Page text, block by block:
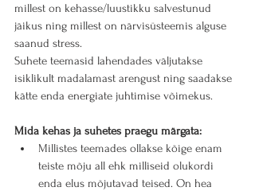
millest on kehasse/luustikku salvestunud
jäikus ning millest on närvisüsteemis alguse
saanud stress.
Suhete teemasid lahendades väljutakse
isiklikult madalamast arengust ning saadakse
kätte enda energiate juhtimise võimekus.
Mida kehas ja suhetes praegu märgata:
Millistes teemades ollakse kõige enam
teiste mõju all ehk milliseid olukordi
enda elus mõjutavad teised. On hea